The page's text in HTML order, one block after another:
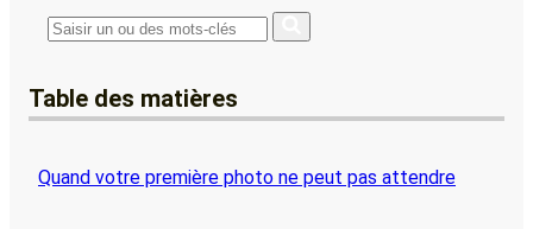
Table des matières
Quand votre première photo ne peut pas attendre